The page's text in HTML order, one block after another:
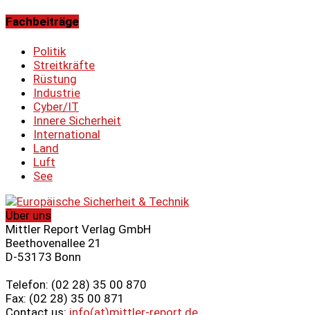
Fachbeiträge
Politik
Streitkräfte
Rüstung
Industrie
Cyber/IT
Innere Sicherheit
International
Land
Luft
See
Über uns
Mittler Report Verlag GmbH
Beethovenallee 21
D-53173 Bonn
Telefon: (02 28) 35 00 870
Fax: (02 28) 35 00 871
Contact us: info(at)mittler-report.de